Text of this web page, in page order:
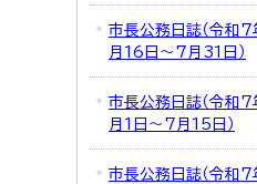
市長公務日誌（令和
月16日～7月31日）
市長公務日誌（令和
月1日～7月15日）
市長公務日誌（令和7